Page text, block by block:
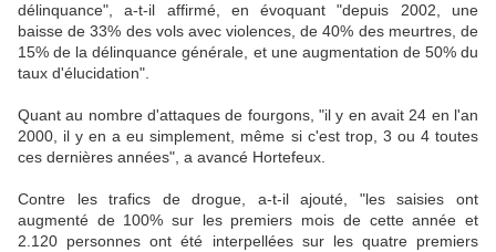
délinquance", a-t-il affirmé, en évoquant "depuis 2002, une
baisse de 33% des vols avec violences, de 40% des meurtres, de
15% de la délinquance générale, et une augmentation de 50% du
taux d'élucidation".
Quant au nombre d'attaques de fourgons, "il y en avait 24 en l'an
2000, il y en a eu simplement, même si c'est trop, 3 ou 4 toutes
ces dernières années", a avancé Hortefeux.
Contre les trafics de drogue, a-t-il ajouté, "les saisies ont
augmenté de 100% sur les premiers mois de cette année et
2.120 personnes ont été interpellées sur les quatre premiers